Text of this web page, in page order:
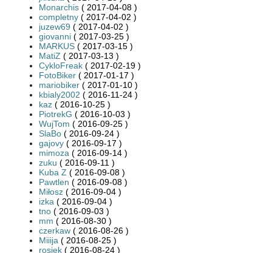
Monarchis ( 2017-04-08 )
completny ( 2017-04-02 )
juzew69 ( 2017-04-02 )
giovanni ( 2017-03-25 )
MARKUS ( 2017-03-15 )
MatiZ ( 2017-03-13 )
CykloFreak ( 2017-02-19 )
FotoBiker ( 2017-01-17 )
mariobiker ( 2017-01-10 )
kbialy2002 ( 2016-11-24 )
kaz ( 2016-10-25 )
PiotrekG ( 2016-10-03 )
WujTom ( 2016-09-25 )
SlaBo ( 2016-09-24 )
gajovy ( 2016-09-17 )
mimoza ( 2016-09-14 )
zuku ( 2016-09-11 )
Kuba Z ( 2016-09-08 )
Pawtlen ( 2016-09-08 )
Miłosz ( 2016-09-04 )
izka ( 2016-09-04 )
tno ( 2016-09-03 )
mm ( 2016-08-30 )
czerkaw ( 2016-08-26 )
Miiija ( 2016-08-25 )
rosiek ( 2016-08-24 )